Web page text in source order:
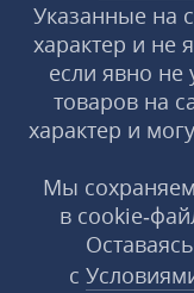
Указанные на
характер и не
если явно
товаров на
характер и
Мы
в
с